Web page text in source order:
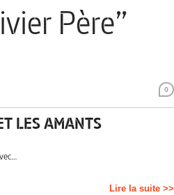
Père”
0
LES AMANTS
Lire la suite >>